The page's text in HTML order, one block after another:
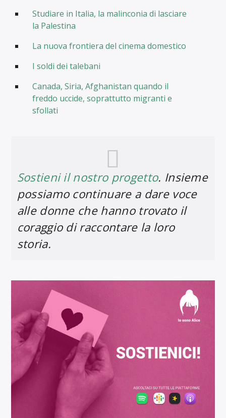
Studiare in Italia, la malinconia di lasciare
la Palestina
La nuova frontiera del cinema domestico
I soldi dei talebani
Canada, Siria, Afghanistan quando il
freddo uccide, soprattutto migranti e
sfollati
Sostieni il nostro progetto. Insieme
possiamo continuare a dare voce
alle donne che hanno trovato il
coraggio di raccontare la loro
storia.